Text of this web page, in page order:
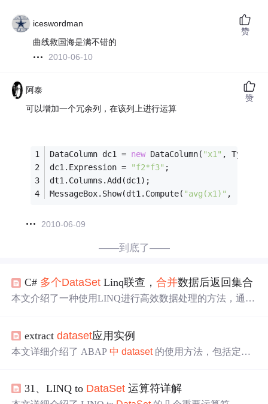
iceswordman
曲线救国海是满不错的
2010-06-10
赞
阿泰
可以增加一个冗余列，在该列上进行运算
DataColumn dc1 = new DataColumn( "x1" ,
dc1.Expression =
"f2*f3" ;
dt1.Columns.Add(dc1);
MessageBox.Show(dt1.Compute( "avg(x1)" ,
2010-06-09
赞
——到底了——
C# 多个DataSet Linq联查，合并数据后返回集合
本文介绍了一种使用LINQ进行高效数据处理的方法，通过
extractdataset应用实例
本文详细介绍了 ABAP 中 dataset的使用方法，包括定义
nal table 的不同，强调dataset支持不同结构的行记录。
31、LINQ to DataSet 运算符详解